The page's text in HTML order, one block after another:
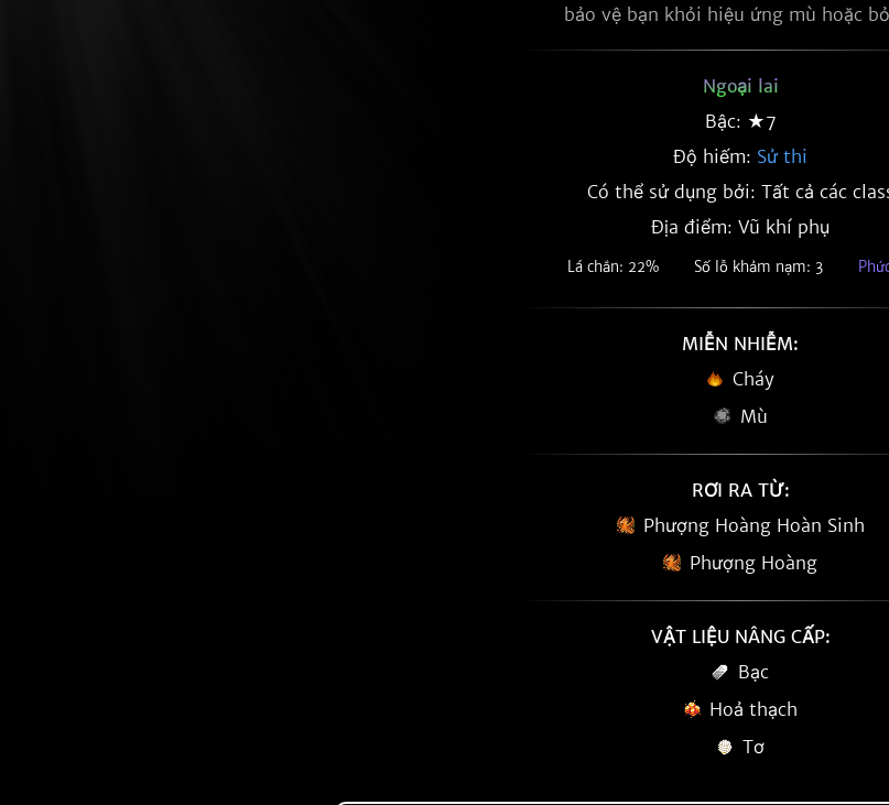
bảo vệ bạn khỏi hiệu ứng mù hoặc
Ngoại lai
Bậc: ★7
Độ hiếm: Sử thi
Có thể sử dụng bởi: Tất cả các
Địa điểm: Vũ khí phụ
Lá chắn: 22% Số lỗ khảm nạm: 3
MIỄN NHIỄM:
Cháy
Mù
RƠI RA TỪ:
Phượng Hoàng Hoàn Sinh
Phượng Hoàng
VẬT LIỆU NÂNG CẤP:
Bạc
Hoả thạch
Tơ